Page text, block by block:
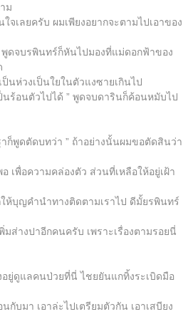
ม
จเลยครับ ผมเพียงอยากจะตามไปเอาของ
พูดจบรพินทร์ก็หันไปมองที่แม่ดอกฟ้าของ
นห่วงเป็นใยในตัวแงซายเกินไป
ร้อนตัวไปได้ ” พูดจบดารินก็ค้อนหมับไป
ก็พูดตัดบทว่า ” ถ้าอย่างนั้นผมขอตัดสินว่า
เพื่อความคล่องตัว ส่วนที่เหลือให้อยู่เฝ้า
ห้บุญคำนำทางติดตามเราไป ดีมั้ยรพินทร์
ส่างปาอีกคนครับ เพราะเรื่องตามรอยนี่
ยู่ดูแลคนป่วยที่นี่ ไชยยันแกทิ้งระเบิดมือ
กับมา เอาล่ะไปเตรียมตัวกัน เอาเสบียง